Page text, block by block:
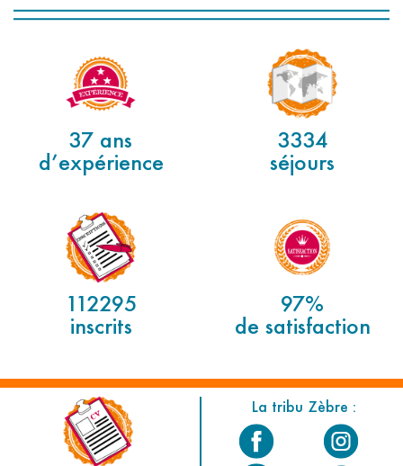
37 ans
d’expérience
3334
séjours
112295
inscrits
97%
de satisfaction
La tribu Zèbre :